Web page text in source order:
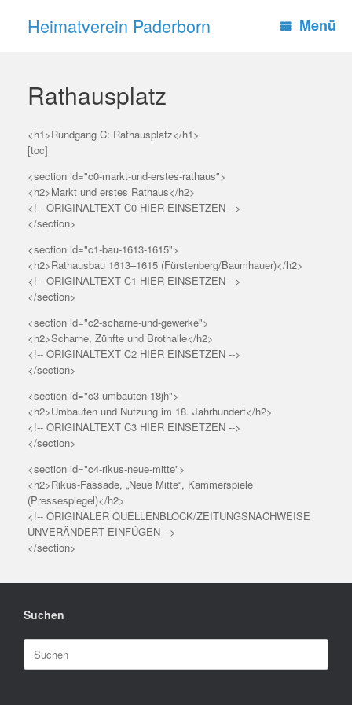
springenHeimatverein Paderborn Menü
Rathausplatz
<h1>Rundgang C: Rathausplatz</h1>
[toc]
<section id="c0-markt-und-erstes-rathaus">
<h2>Markt und erstes Rathaus</h2>
<!-- ORIGINALTEXT C0 HIER EINSETZEN -->
</section>
<section id="c1-bau-1613-1615">
<h2>Rathausbau 1613–1615 (Fürstenberg/Baumhauer)</h2>
<!-- ORIGINALTEXT C1 HIER EINSETZEN -->
</section>
<section id="c2-scharne-und-gewerke">
<h2>Scharne, Zünfte und Brothalle</h2>
<!-- ORIGINALTEXT C2 HIER EINSETZEN -->
</section>
<section id="c3-umbauten-18jh">
<h2>Umbauten und Nutzung im 18. Jahrhundert</h2>
<!-- ORIGINALTEXT C3 HIER EINSETZEN -->
</section>
<section id="c4-rikus-neue-mitte">
<h2>Rikus-Fassade, „Neue Mitte“, Kammerspiele
(Pressespiegel)</h2>
<!-- ORIGINALER QUELLENBLOCK/ZEITUNGSNACHWEISE
UNVERÄNDERT EINFÜGEN -->
</section>
Suchen
Suchen
nach: